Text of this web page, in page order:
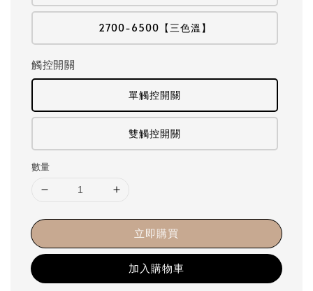
2700-6500【三色溫】
觸控開關
單觸控開關
雙觸控開關
數量
立即購買
加入購物車